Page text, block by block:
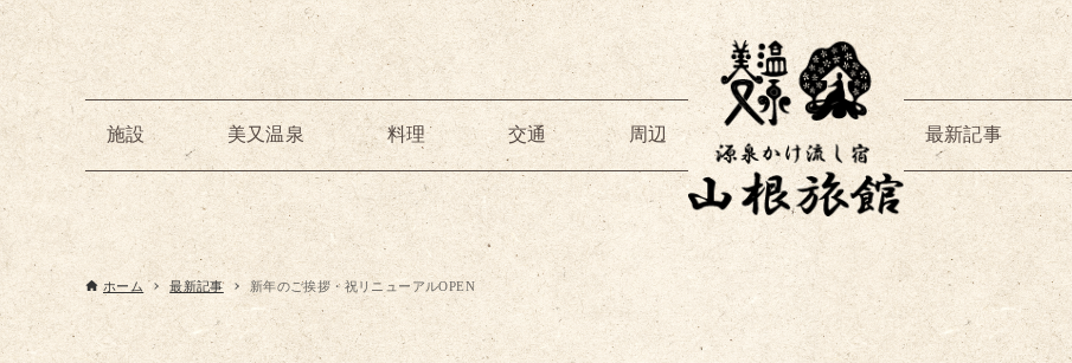
施設 美又温泉 料理 交通 周辺 最新記事
ホーム 最新記事 新年のご挨拶・祝リニューアルOPEN